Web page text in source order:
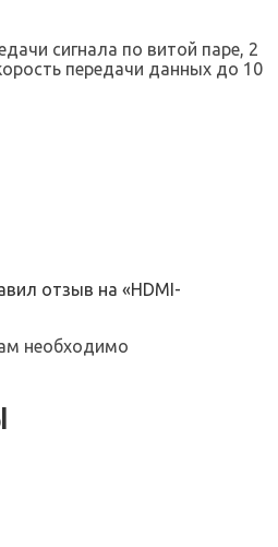
сигнала по витой паре, 2
передачи данных до 10
отзыв на «HDMI-
необходимо